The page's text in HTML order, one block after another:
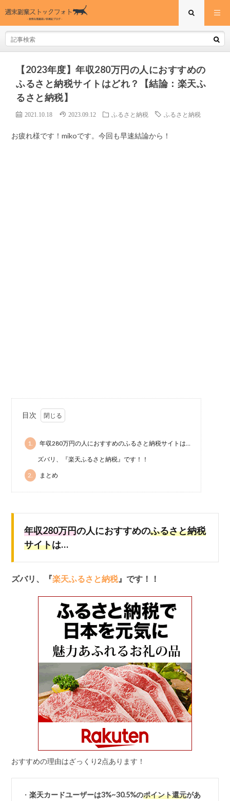
【2023年度】年収280万円の人におすすめの
ふるさと納税サイトはどれ？【結論：楽天ふ
るさと納税】
2021.10.18 2023.09.12 ふるさと納税 ふるさと納税
お疲れ様です！mikoです。今回も早速結論から！
目次
1. 年収280万円の人におすすめのふるさと納税サイトは…
ズバリ、『楽天ふるさと納税』です！！
2. まとめ
年収280万円の人におすすめのふるさと納税
サイトは…
ズバリ、『楽天ふるさと納税 』です！！
おすすめの理由はざっくり2点あります！
・楽天カードユーザーは3%~30.5%のポイント還元があ